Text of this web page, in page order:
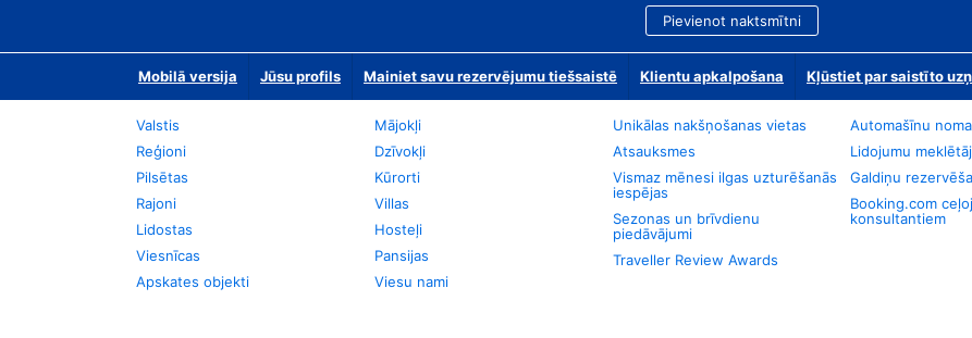
Pievienot naktsmītni
Mobilā versija Jūsu profils Mainiet savu rezervējumu tiešsaistē Klientu apkalpošana Kļūstiet par saistīto
Valstis
Reģioni
Pilsētas
Rajoni
Lidostas
Viesnīcas
Apskates objekti
Mājokļi
Dzīvokļi
Kūrorti
Villas
Hosteļi
Pansijas
Viesu nami
Unikālas nakšņošanas vietas
Atsauksmes
Vismaz mēnesi ilgas uzturēšanās
iespējas
Sezonas un brīvdienu
piedāvājumi
Traveller Review Awards
Automašīnu noma
Lidojumu
Galdiņu
Booking.com
konsultantiem